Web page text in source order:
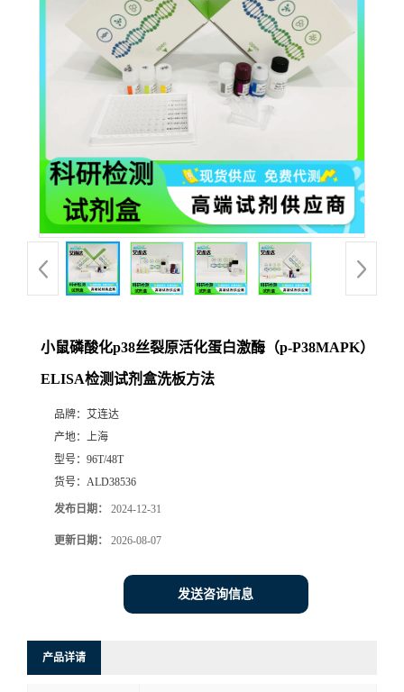
小鼠磷酸化p38丝裂原活化蛋白激酶（p-P38MAPK）
ELISA检测试剂盒洗板方法
品牌： 艾连达
产地： 上海
型号： 96T/48T
货号： ALD38536
发布日期： 2024-12-31
更新日期： 2026-08-07
发送咨询信息
产品详请